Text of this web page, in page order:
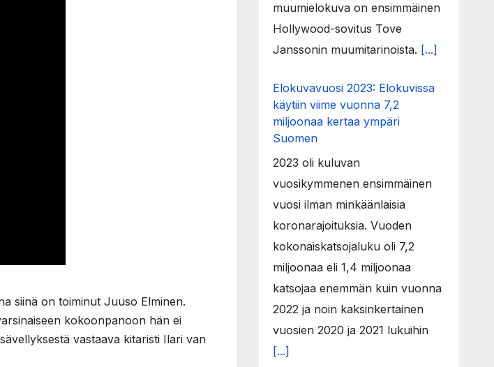
siinä on toiminut Juuso Elminen.
kokoonpanoon hän ei
vastaava kitaristi Ilari van
muumielokuva on ensimmäinen
Hollywood-sovitus Tove
Janssonin muumitarinoista. [...]
Elokuvavuosi 2023: Elokuvissa
käytiin viime vuonna 7,2
miljoonaa kertaa ympäri
Suomen
2023 oli kuluvan
vuosikymmenen ensimmäinen
vuosi ilman minkäänlaisia
koronarajoituksia. Vuoden
kokonaiskatsojaluku oli 7,2
miljoonaa eli 1,4 miljoonaa
katsojaa enemmän kuin vuonna
2022 ja noin kaksinkertainen
vuosien 2020 ja 2021 lukuihin
[...]